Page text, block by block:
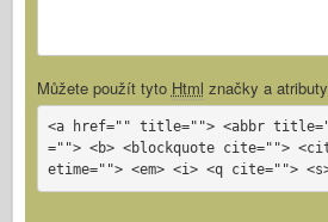
Můžete použít tyto Html značky a
<a href="" title=""> <abbr
=""> <b> <blockquote cite="">
etime=""> <em> <i> <q cite="">